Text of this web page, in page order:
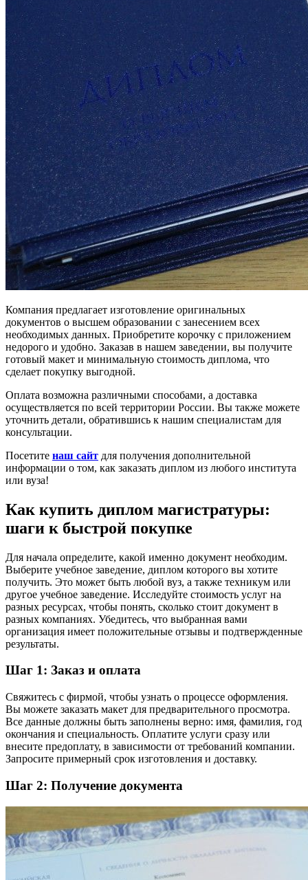
Компания предлагает изготовление оригинальных
документов о высшем образовании с занесением всех
необходимых данных. Приобретите корочку с приложением
недорого и удобно. Заказав в нашем заведении, вы получите
готовый макет и минимальную стоимость диплома, что
сделает покупку выгодной.
Оплата возможна различными способами, а доставка
осуществляется по всей территории России. Вы также можете
уточнить детали, обратившись к нашим специалистам для
консультации.
Посетите наш сайт для получения дополнительной
информации о том, как заказать диплом из любого института
или вуза!
Как купить диплом магистратуры:
шаги к быстрой покупке
Для начала определите, какой именно документ необходим.
Выберите учебное заведение, диплом которого вы хотите
получить. Это может быть любой вуз, а также техникум или
другое учебное заведение. Исследуйте стоимость услуг на
разных ресурсах, чтобы понять, сколько стоит документ в
разных компаниях. Убедитесь, что выбранная вами
организация имеет положительные отзывы и подтвержденные
результаты.
Шаг 1: Заказ и оплата
Свяжитесь с фирмой, чтобы узнать о процессе оформления.
Вы можете заказать макет для предварительного просмотра.
Все данные должны быть заполнены верно: имя, фамилия, год
окончания и специальность. Оплатите услуги сразу или
внесите предоплату, в зависимости от требований компании.
Запросите примерный срок изготовления и доставку.
Шаг 2: Получение документа